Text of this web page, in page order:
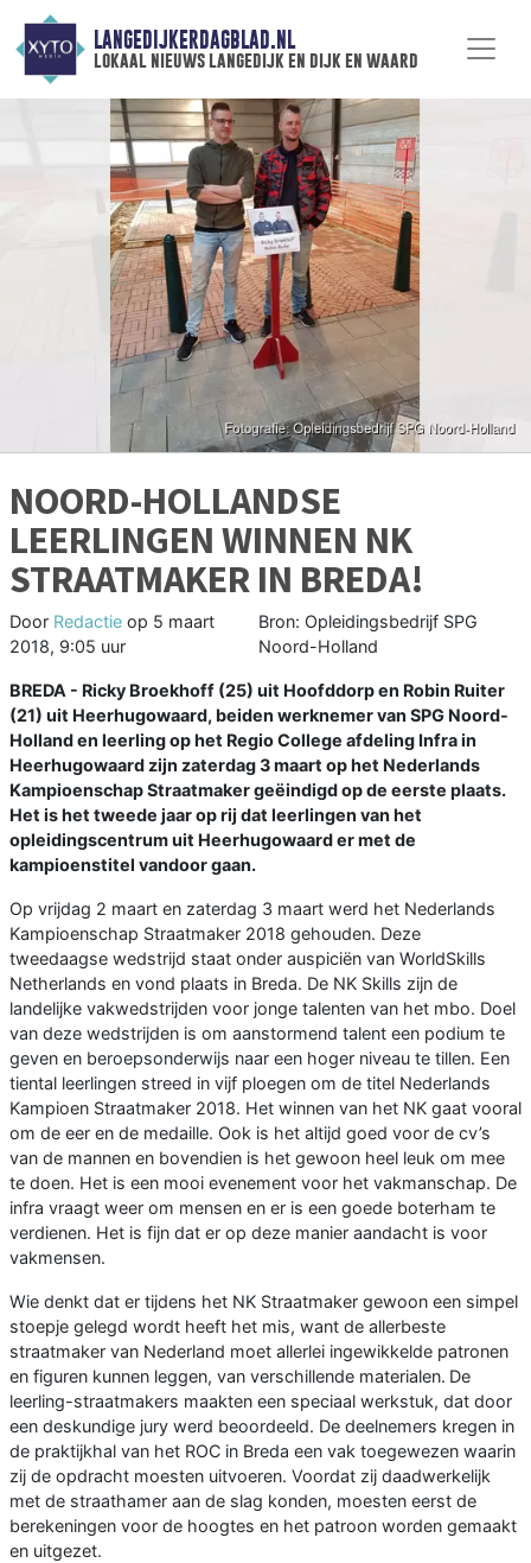
LANGEDIJKERDAGBLAD.NL
lokaal nieuws langedijk en dijk en waard
NOORD-HOLLANDSE
LEERLINGEN WINNEN NK
STRAATMAKER IN BREDA!
Door Redactie op 5 maart
2018, 9:05 uur
Bron: Opleidingsbedrijf SPG
Noord-Holland
BREDA - Ricky Broekhoff (25) uit Hoofddorp en Robin Ruiter
(21) uit Heerhugowaard, beiden werknemer van SPG Noord-
Holland en leerling op het Regio College afdeling Infra in
Heerhugowaard zijn zaterdag 3 maart op het Nederlands
Kampioenschap Straatmaker geëindigd op de eerste plaats.
Het is het tweede jaar op rij dat leerlingen van het
opleidingscentrum uit Heerhugowaard er met de
kampioenstitel vandoor gaan.
Op vrijdag 2 maart en zaterdag 3 maart werd het Nederlands
Kampioenschap Straatmaker 2018 gehouden. Deze
tweedaagse wedstrijd staat onder auspiciën van WorldSkills
Netherlands en vond plaats in Breda. De NK Skills zijn de
landelijke vakwedstrijden voor jonge talenten van het mbo. Doel
van deze wedstrijden is om aanstormend talent een podium te
geven en beroepsonderwijs naar een hoger niveau te tillen. Een
tiental leerlingen streed in vijf ploegen om de titel Nederlands
Kampioen Straatmaker 2018. Het winnen van het NK gaat vooral
om de eer en de medaille. Ook is het altijd goed voor de cv’s
van de mannen en bovendien is het gewoon heel leuk om mee
te doen. Het is een mooi evenement voor het vakmanschap. De
infra vraagt weer om mensen en er is een goede boterham te
verdienen. Het is fijn dat er op deze manier aandacht is voor
vakmensen.
Wie denkt dat er tijdens het NK Straatmaker gewoon een simpel
stoepje gelegd wordt heeft het mis, want de allerbeste
straatmaker van Nederland moet allerlei ingewikkelde patronen
en figuren kunnen leggen, van verschillende materialen. De
leerling-straatmakers maakten een speciaal werkstuk, dat door
een deskundige jury werd beoordeeld. De deelnemers kregen in
de praktijkhal van het ROC in Breda een vak toegewezen waarin
zij de opdracht moesten uitvoeren. Voordat zij daadwerkelijk
met de straathamer aan de slag konden, moesten eerst de
berekeningen voor de hoogtes en het patroon worden gemaakt
en uitgezet.